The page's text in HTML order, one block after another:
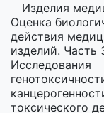
Изделия
Оценка
действия
изделий. Часть
Исследования
токсического